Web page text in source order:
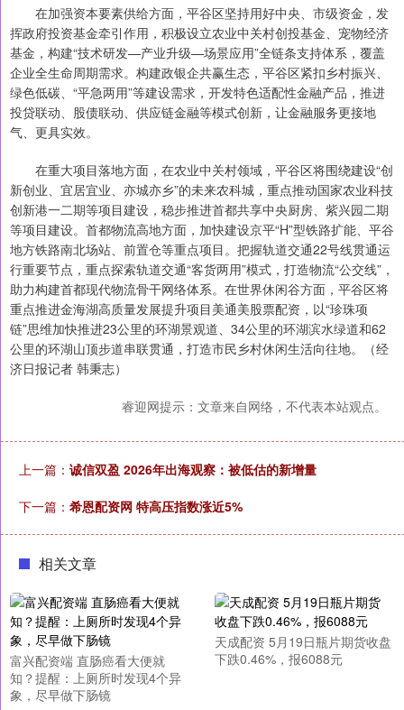
在加强资本要素供给方面，平谷区坚持用好中央、市级资金，发
挥政府投资基金牵引作用，积极设立农业中关村创投基金、宠物经济
基金，构建“技术研发—产业升级—场景应用”全链条支持体系，覆盖
企业全生命周期需求。构建政银企共赢生态，平谷区紧扣乡村振兴、
绿色低碳、“平急两用”等建设需求，开发特色适配性金融产品，推进
投贷联动、股债联动、供应链金融等模式创新，让金融服务更接地
气、更具实效。
在重大项目落地方面，在农业中关村领域，平谷区将围绕建设“创
新创业、宜居宜业、亦城亦乡”的未来农科城，重点推动国家农业科技
创新港一二期等项目建设，稳步推进首都共享中央厨房、紫兴园二期
等项目建设。首都物流高地方面，加快建设京平“H”型铁路扩能、平谷
地方铁路南北场站、前置仓等重点项目。把握轨道交通22号线贯通运
行重要节点，重点探索轨道交通“客货两用”模式，打造物流“公交线”，
助力构建首都现代物流骨干网络体系。在世界休闲谷方面，平谷区将
重点推进金海湖高质量发展提升项目美通美股票配资，以“珍珠项
链”思维加快推进23公里的环湖景观道、34公里的环湖滨水绿道和62
公里的环湖山顶步道串联贯通，打造市民乡村休闲生活向往地。（经
济日报记者 韩秉志）
睿迎网提示：文章来自网络，不代表本站观点。
上一篇： 诚信双盈 2026年出海观察：被低估的新增量
下一篇： 希恩配资网 特高压指数涨近5%
相关文章
富兴配资端 直肠癌看大便就
知？提醒：上厕所时发现4个异
象，尽早做下肠镜
天成配资 5月19日瓶片期货收盘
下跌0.46%，报6088元